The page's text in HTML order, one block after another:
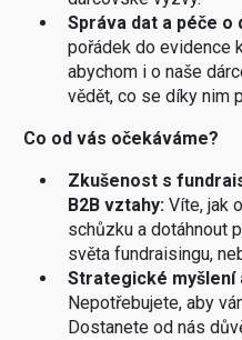
Správa dat a péče o
pořádek do evidence
abychom i o naše
vědět, co se díky nim
Co od vás očekáváme?
Zkušenost s
B2B vztahy:Víte, jak
schůzku a dotáhnout
světa fundraisingu,
Strategické myšlení
Nepotřebujete, aby
Dostanete od nás